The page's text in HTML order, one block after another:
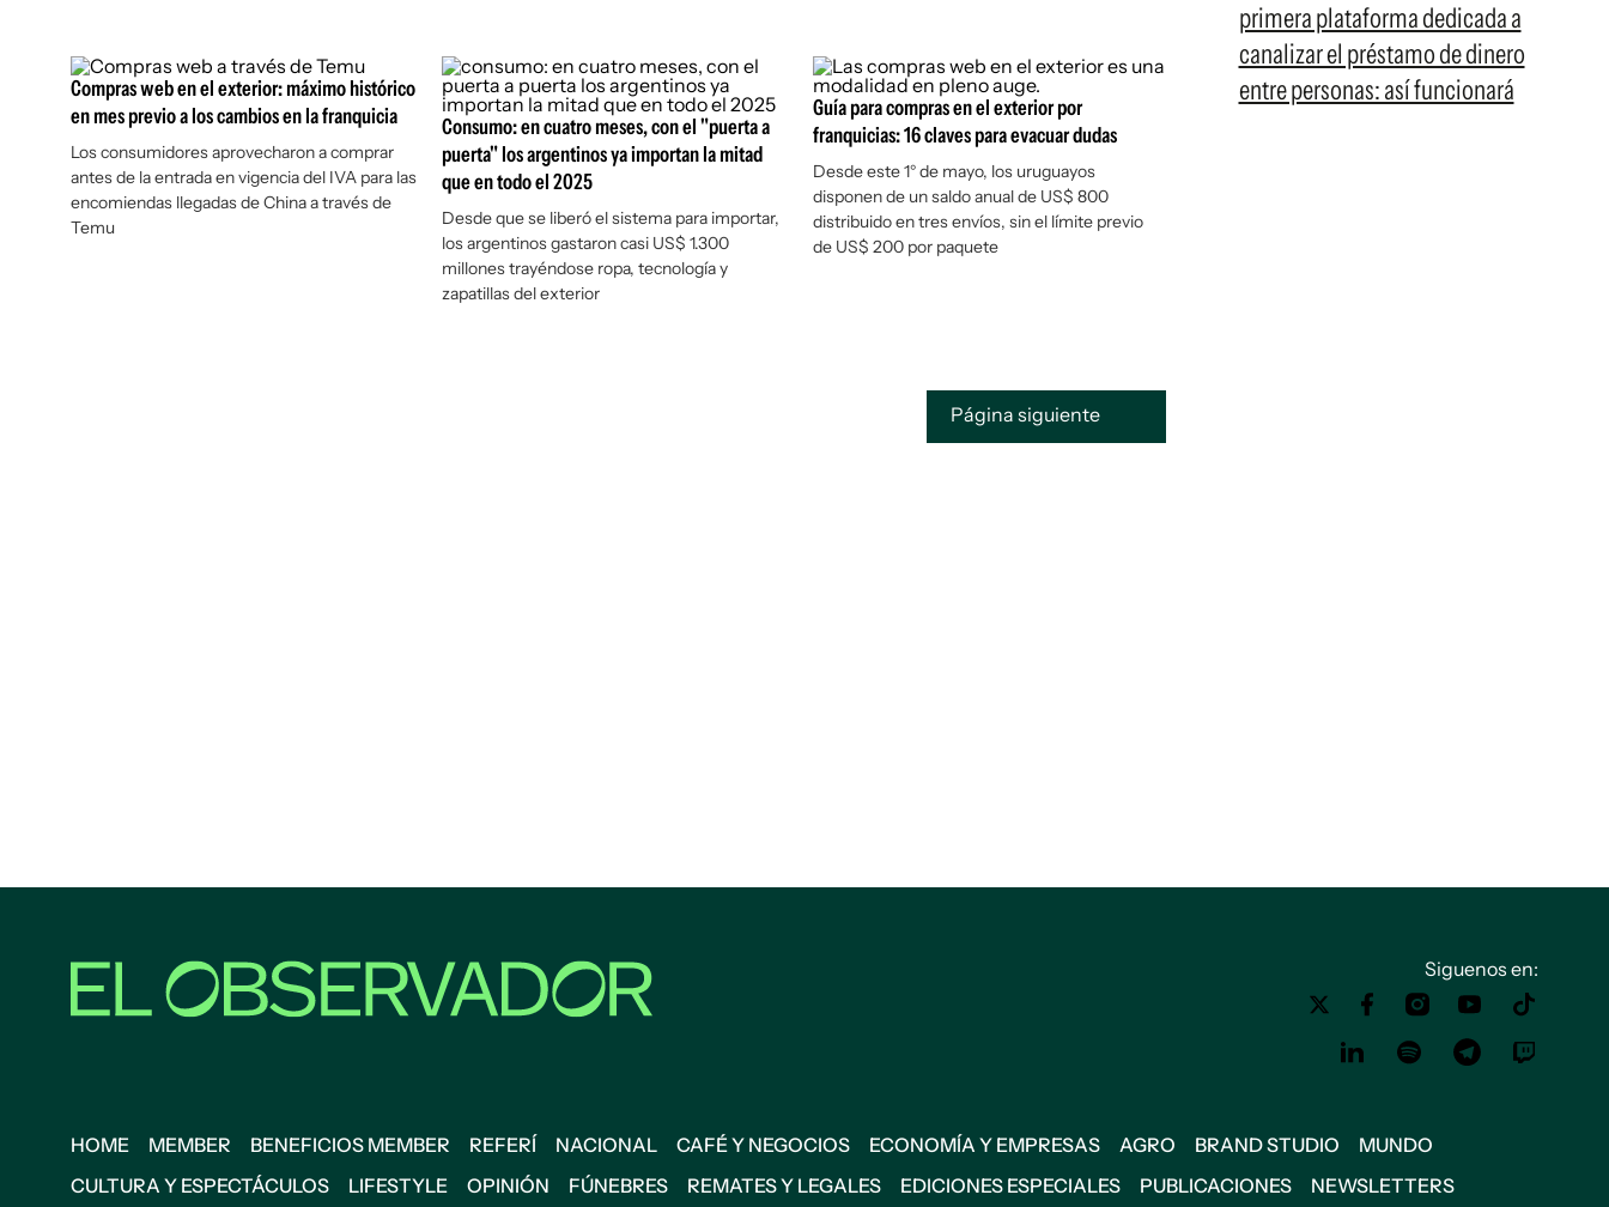
Compras web en el exterior: máximo histórico
en mes previo a los cambios en la franquicia
Los consumidores aprovecharon a comprar
antes de la entrada en vigencia del IVA para las
encomiendas llegadas de China a través de
Temu
Consumo: en cuatro meses, con el "puerta a
puerta" los argentinos ya importan la mitad
que en todo el 2025
Desde que se liberó el sistema para importar,
los argentinos gastaron casi US$ 1.300
millones trayéndose ropa, tecnología y
zapatillas del exterior
Guía para compras en el exterior por
franquicias: 16 claves para evacuar dudas
Desde este 1° de mayo, los uruguayos
disponen de un saldo anual de US$ 800
distribuido en tres envíos, sin el límite previo
de US$ 200 por paquete
Página siguiente
primera plataforma dedicada a
canalizar el préstamo de dinero
entre personas: así funcionará
Siguenos en:
HOME MEMBER BENEFICIOS MEMBER REFERÍ NACIONAL CAFÉ Y NEGOCIOS ECONOMÍA Y EMPRESAS AGRO BRAND STUDIO
MUNDO
CULTURA Y ESPECTÁCULOS
LIFESTYLE OPINIÓN FÚNEBRES REMATES Y LEGALES EDICIONES ESPECIALES PUBLICACIONES NEWSLETTERS